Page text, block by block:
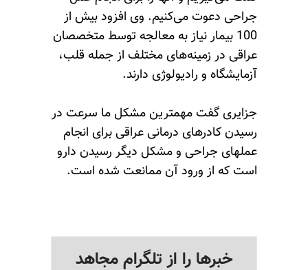
جراحی دعوت می‌کنیم. وی افزود بیش از
100 بیمار نیاز به معالجه توسط متخصصان
عراقی در زمینه‌های مختلف از جمله قلب،
آزمایشگاه و رادیولوژی دارند.
جزایری گفت مهمترین مشکل ما سرعت در
رسیدن کادرهای درمانی عراقی برای انجام
عملهای جراحی و مشکل دیگر رسیدن دارو
است که از ورود آن ممانعت شده است.
خبرها را از تلگرام مجاهد